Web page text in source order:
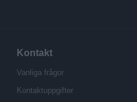
Kontakt
Vanliga frågor
Kontaktuppgifter